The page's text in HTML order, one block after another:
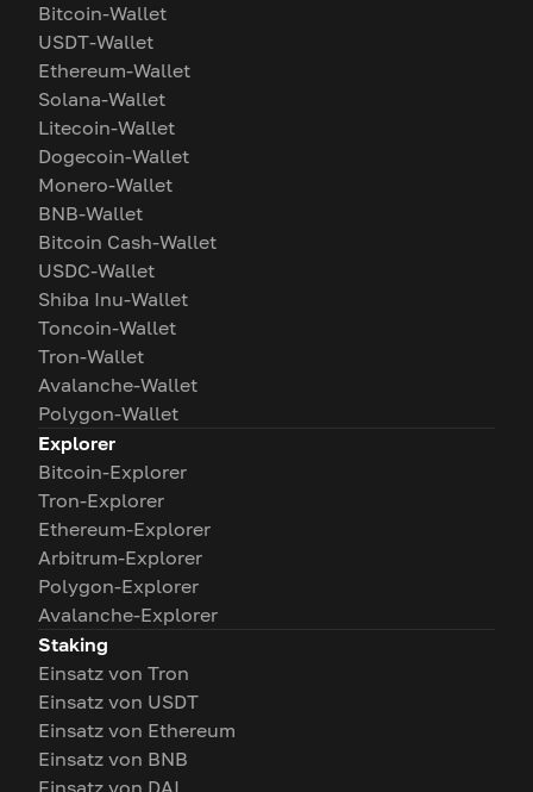
Bitcoin-Wallet
USDT-Wallet
Ethereum-Wallet
Solana-Wallet
Litecoin-Wallet
Dogecoin-Wallet
Monero-Wallet
BNB-Wallet
Bitcoin Cash-Wallet
USDC-Wallet
Shiba Inu-Wallet
Toncoin-Wallet
Tron-Wallet
Avalanche-Wallet
Polygon-Wallet
Explorer
Bitcoin-Explorer
Tron-Explorer
Ethereum-Explorer
Arbitrum-Explorer
Polygon-Explorer
Avalanche-Explorer
Staking
Einsatz von Tron
Einsatz von USDT
Einsatz von Ethereum
Einsatz von BNB
Einsatz von DAI